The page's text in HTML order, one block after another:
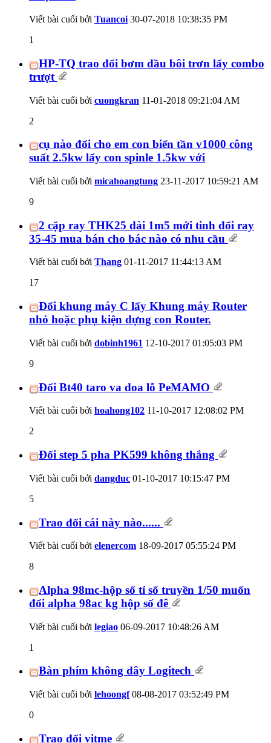
Viết bài cuối bởi Tuancoi 30-07-2018 10:38:35 PM
1
HP-TQ trao đổi bơm dầu bôi trơn lấy combo
trượt
Viết bài cuối bởi cuongkran 11-01-2018 09:21:04 AM
2
cụ nào đổi cho em con biển tần v1000 công
suất 2.5kw lấy con spinle 1.5kw với
Viết bài cuối bởi micahoangtung 23-11-2017 10:59:21 AM
9
2 cặp ray THK25 dài 1m5 mới tinh đổi ray
35-45 mua bán cho bác nào có nhu cầu
Viết bài cuối bởi Thang 01-11-2017 11:44:13 AM
17
Đổi khung máy C lấy Khung máy Router
nhỏ hoặc phụ kiện dựng con Router.
Viết bài cuối bởi dobinh1961 12-10-2017 01:05:03 PM
9
Đổi Bt40 taro va doa lỗ PeMAMO
Viết bài cuối bởi hoahong102 11-10-2017 12:08:02 PM
2
Đổi step 5 pha PK599 không thắng
Viết bài cuối bởi dangduc 01-10-2017 10:15:47 PM
5
Trao đổi cái này nào......
Viết bài cuối bởi elenercom 18-09-2017 05:55:24 PM
8
Alpha 98mc-hộp số tỉ số truyền 1/50 muốn
đổi alpha 98ac kg hộp số đê
Viết bài cuối bởi legiao 06-09-2017 10:48:26 AM
1
Bàn phím không dây Logitech
Viết bài cuối bởi lehoongf08-08-2017 03:52:49 PM
0
Trao đổi vitme